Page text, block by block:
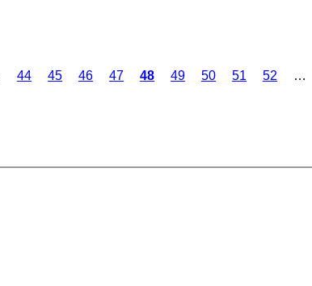
ペ
44
ペ
45
ペ
46
ペ
47
カ
48
ペ
49
ペ
50
ペ
51
ペ
52 …